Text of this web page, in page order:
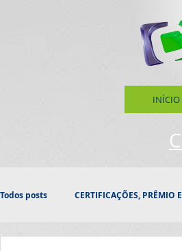
INÍCIO
Todos posts CERTIFICAÇÕES, PRÊMIO